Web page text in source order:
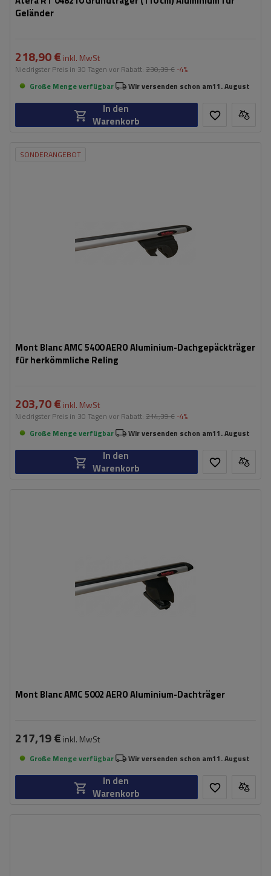
Geländer
218,90 € inkl. MwSt
Niedrigster Preis in 30 Tagen vor Rabatt: 230,39 € -4%
Große Menge verfügbar
Wir versenden schon am11. August
In den
Warenkorb
SONDERANGEBOT
Mont Blanc AMC 5400 AERO Aluminium-Dachgepäckträger
für herkömmliche Reling
203,70 € inkl. MwSt
Niedrigster Preis in 30 Tagen vor Rabatt: 214,39 € -4%
Große Menge verfügbar
Wir versenden schon am11. August
In den
Warenkorb
Mont Blanc AMC 5002 AERO Aluminium-Dachträger
217,19 € inkl. MwSt
Große Menge verfügbar Wir versenden schon am11. August
In den
Warenkorb